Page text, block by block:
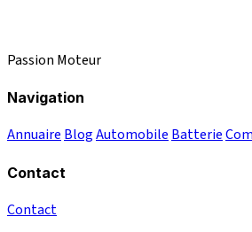
Passion Moteur
Navigation
AnnuaireBlogAutomobileBatterie
Contact
Contact